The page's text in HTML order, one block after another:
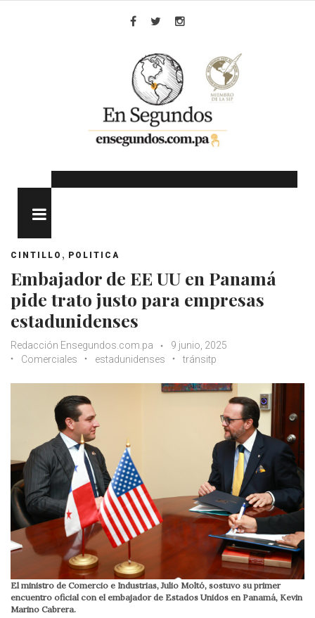
CINTILLO , POLITICA
Embajador de EE UU en Panamá
pide trato justo para empresas
estadunidenses
Redacción Ensegundos.com.pa
9 junio, 2025
Comerciales
estadunidenses tránsitp
El ministro de Comercio e Industrias, Julio Moltó, sostuvo su primer
encuentro oficial con el embajador de Estados Unidos en Panamá, Kevin
Marino Cabrera.